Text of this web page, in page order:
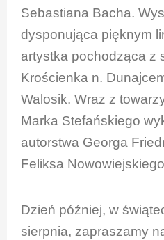
Sebastiana Bacha.
dysponująca pięknym
artystka pochodząca z
Krościenka n.
Walosik. Wraz z
Marka Stefańskiego
autorstwa Georga
Feliksa
Dzień później, w
sierpnia, zapraszamy